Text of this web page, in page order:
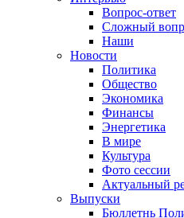
Вопрос-ответ
Сложный
Наши
Новости
Политика
Общество
Экономика
Финансы
Энергетика
В мире
Культура
Фото сессии
Актуальный
Выпуски
Бюллетнь